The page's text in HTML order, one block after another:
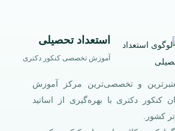
استعداد تحصیلی
آموزش تخصصی کنکور دکتری
و تخصصی‌ترین مرکز آموزش
کنکور دکتری با بهره‌گیری از اساتید
کشور.